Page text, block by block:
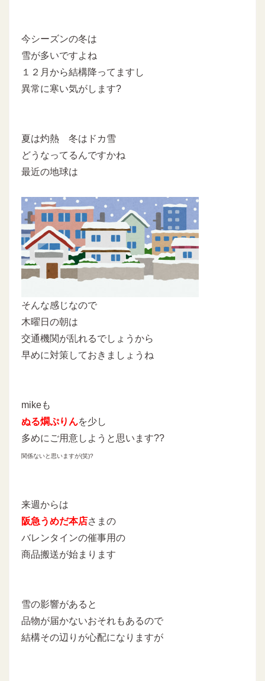
今シーズンの冬は
雪が多いですよね
１２月から結構降ってますし
異常に寒い気がします?
夏は灼熱 冬はドカ雪
どうなってるんですかね
最近の地球は
そんな感じなので
木曜日の朝は
交通機関が乱れるでしょうから
早めに対策しておきましょうね
mikeも
ぬる燗ぷりんを少し
多めにご用意しようと思います??
関係ないと思いますが(笑)?
来週からは
阪急うめだ本店さまの
バレンタインの催事用の
商品搬送が始まります
雪の影響があると
品物が届かないおそれもあるので
結構その辺りが心配になりますが